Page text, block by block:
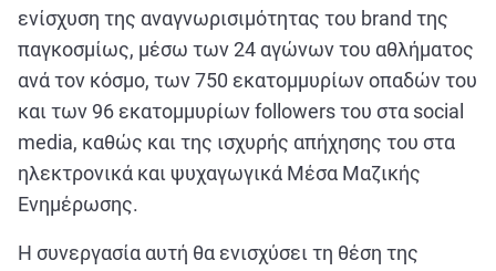
Εξυπηρέτηση Πελατών
ενίσχυση της αναγνωρισιμότητας του brand της
παγκοσμίως, μέσω των 24 αγώνων του αθλήματος
ανά τον κόσμο, των 750 εκατομμυρίων οπαδών του
και των 96 εκατομμυρίων followers του στα social
media, καθώς και της ισχυρής απήχησης του στα
ηλεκτρονικά και ψυχαγωγικά Μέσα Μαζικής
Ενημέρωσης.
Η συνεργασία αυτή θα ενισχύσει τη θέση της